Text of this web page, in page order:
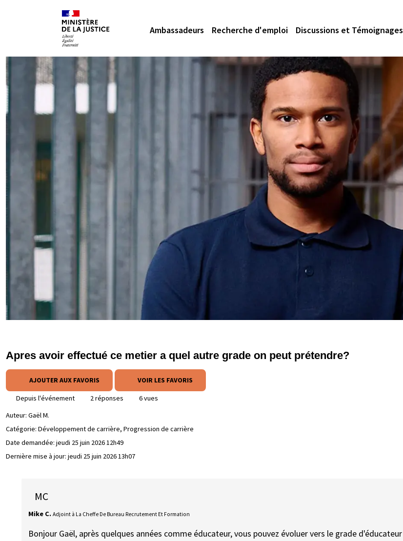
Ambassadeurs Recherche d'emploi Discussions et Témoignages
Apres avoir effectué ce metier a quel autre grade on peut prétendre?
AJOUTER AUX FAVORIS VOIR LES FAVORIS
Depuis l'événement 2 réponses
6 vues
Auteur: Gaël M.
Catégorie: Développement de carrière, Progression de carrière
Date demandée: jeudi 25 juin 2026 12h49
Dernière mise à jour: jeudi 25 juin 2026 13h07
MC
Mike C. Adjoint à La Cheffe De Bureau Recrutement Et Formation
Bonjour Gaël, après quelques années comme éducateur, vous pouvez évoluer vers le grade d'éducateur